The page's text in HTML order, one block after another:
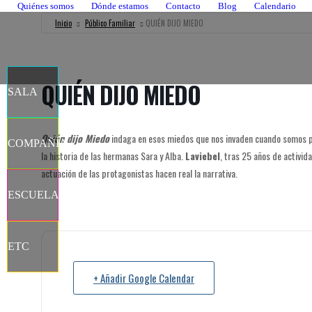
Quiénes somos Dónde estamos Contacto Blog Calendario
SALA
COMPAÑÍA
ESCUELA
ETC
Facebook
página
se
en
nueva
X
página
se
en
ventana
Flickr
página
ventana
YouTube
página
se
en
nueva
Instagram
página
en
nueva
Inicio Público Familiar QUIÉN DIJO MIEDO
QUIÉN DIJO MIEDO
Quién dijo Miedoindaga en esos miedos que nos invaden cuando
la historia de las hermanas Sara y Alba. Laviebel , tras 25 años de
actuación de las protagonistas hacen real la narrativa.
+ Añadir Google Calendar